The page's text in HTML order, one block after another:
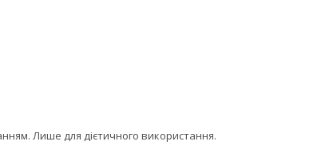
Лише для дієтичного використання.